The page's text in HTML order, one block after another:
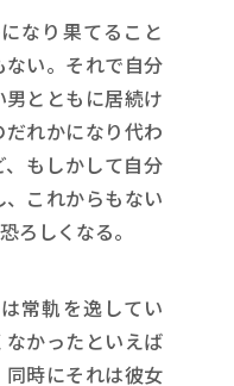
なり果てること
い。それで自分
とともに居続け
れかになり代わ
もしかして自分
これからもない
ろしくなる。
常軌を逸してい
かったといえば
時にそれは彼女